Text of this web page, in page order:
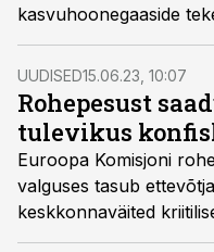
kasvuhoonegaaside
kinnitab, et inimeste
kliimamuutused
elukeskkonna.
UUDISED15.06.23, 10:07
Rohepesust
tulevikus
Euroopa Komisjoni
valguses tasub
keskkonnaväited
trahvi või veelgi